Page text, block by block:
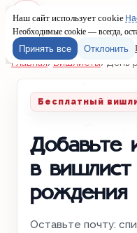
Меню
Главная/Вишлисты/ День
Бесплатный
Добавьте
в
рождения
Оставьте почту:
Наш сайт использует cookie
Необходимые cookie — всегда,
Принять все Отклонить